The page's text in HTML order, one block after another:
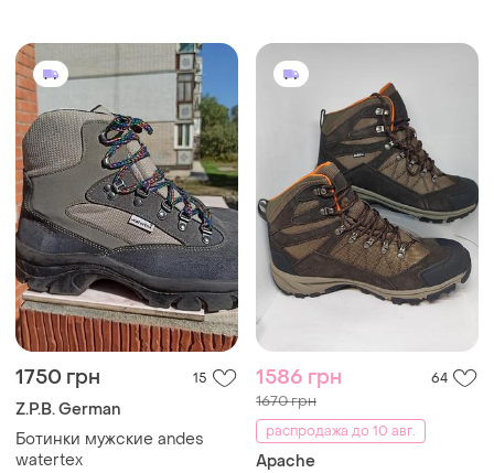
1750 грн 15
Z.P.B. German
Ботинки мужские andes
watertex
1586 грн 64
1670 грн
распродажа до 10 авг.
Apache